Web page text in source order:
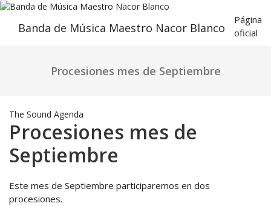
Saltar
contenidoBanda de Música Maestro Nacor Blanco
Página
oficial
Procesiones mes de Septiembre
The Sound Agenda
Procesiones mes de
Septiembre
Este mes de Septiembre participaremos en dos
procesiones.